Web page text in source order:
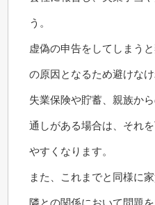
う。
虚偽の申告をしてしまう
の原因となるため避けなけ
失業保険や貯蓄、親族か
通しがある場合は、それ
やすくなります。
また、これまでと同様に